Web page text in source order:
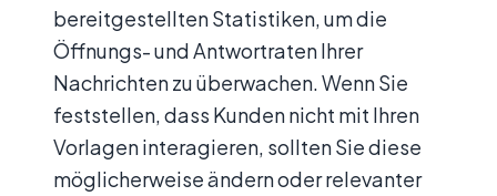
bereitgestellten Statistiken, um die
Öffnungs- und Antwortraten Ihrer
Nachrichten zu überwachen. Wenn Sie
feststellen, dass Kunden nicht mit Ihren
Vorlagen interagieren, sollten Sie diese
möglicherweise ändern oder relevanter